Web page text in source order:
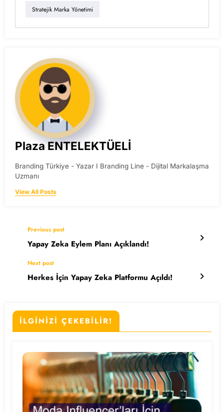
Stratejik Marka Yönetimi
Plaza ENTELEKTÜELİ
Branding Türkiye - Yazar I Branding Line - Dijital Markalaşma
Uzmanı
View All Posts
Previous post
Yapay Zeka Eylem Planı Açıklandı!
Next post
Herkes İçin Yapay Zeka Platformu Açıldı!
İLGİNİZİ ÇEKEBİLİR!